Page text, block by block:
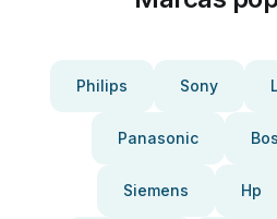
Philips Sony
Panasonic
Siemens Hp